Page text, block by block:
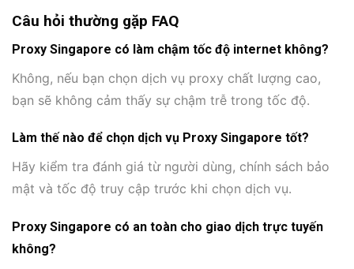
Câu hỏi thường gặp FAQ
Proxy Singapore có làm chậm tốc độ internet không?
Không, nếu bạn chọn dịch vụ proxy chất lượng cao,
bạn sẽ không cảm thấy sự chậm trễ trong tốc độ.
Làm thế nào để chọn dịch vụ Proxy Singapore tốt?
Hãy kiểm tra đánh giá từ người dùng, chính sách bảo
mật và tốc độ truy cập trước khi chọn dịch vụ.
Proxy Singapore có an toàn cho giao dịch trực tuyến
không?